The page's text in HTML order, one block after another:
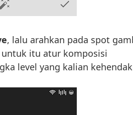
, lalu arahkan pada spot
untuk itu atur komposisi
level yang kalian